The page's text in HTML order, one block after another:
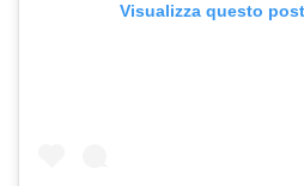
Visualizza questo